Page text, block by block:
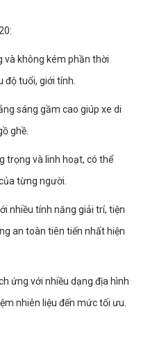
và không kém phần thời
độ tuổi, giới tính.
sáng gầm cao giúp xe di
ghề.
trọng và linh hoạt, có thể
từng người.
nhiều tính năng giải trí, tiện
an toàn tiên tiến nhất hiện
ứng với nhiều dạng địa hình
nhiên liệu đến mức tối ưu.